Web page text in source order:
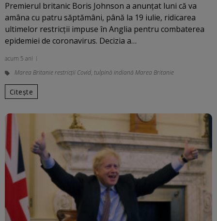
Premierul britanic Boris Johnson a anunţat luni că va
amâna cu patru săptămâni, până la 19 iulie, ridicarea
ultimelor restricţii impuse în Anglia pentru combaterea
epidemiei de coronavirus. Decizia a…
acum 5 ani
Marea Britanie restricții Covid, tulpină indiană Marea Britanie
Citește